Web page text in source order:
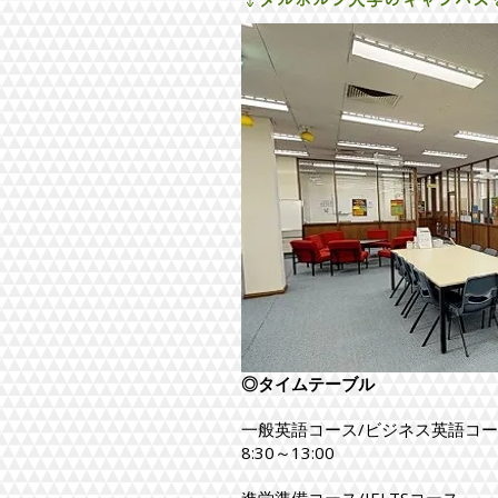
◎タイムテーブル
一般英語コース/ビジネス英語コ
8:30～13:00